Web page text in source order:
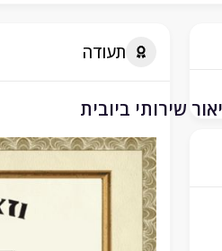
תעודה
שירותי ביובית